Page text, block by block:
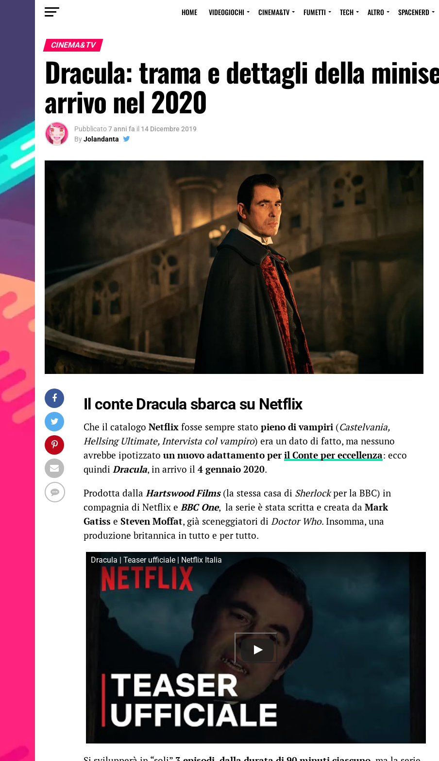
HOME VIDEOGIOCHI CINEMA&TV FUMETTI TECH ALTRO SPACENERD
CINEMA&TV
Dracula: trama e dettagli della
arrivo nel 2020
Pubblicato7 anni fa il 14 Dicembre 2019
ByJolandanta
Il conte Dracula sbarca su Netflix
Che il catalogo Netflix fosse sempre stato pieno di vampiri (Castelvania,
Hellsing Ultimate, Intervista col vampiro) era un dato di fatto, ma nessuno
avrebbe ipotizzato un nuovo adattamento per il Conte per eccellenza: ecco
quindi Dracula, in arrivo il 4 gennaio 2020.
Prodotta dalla Hartswood Films(la stessa casa di Sherlockper la BBC) in
compagnia di Netflix e BBC One, la serie è stata scritta e creata da Mark
Gatiss e Steven Moffat, già sceneggiatori di Doctor Who. Insomma, una
produzione britannica in tutto e per tutto.
Dracula | Teaser ufficiale | Netflix Italia